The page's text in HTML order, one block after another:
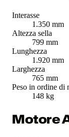
Interasse
1.350 mm
Altezza sella
799 mm
Lunghezza
1.920 mm
Larghezza
765 mm
Peso in ordine di
148 kg
Motore